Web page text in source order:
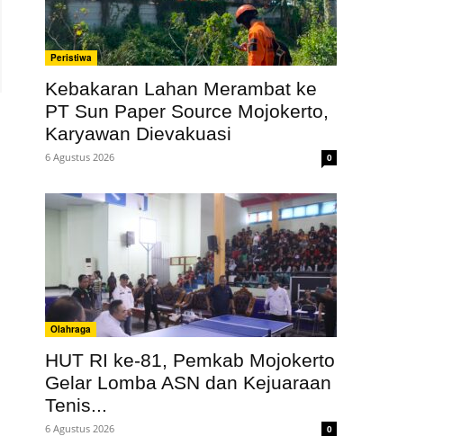
Peristiwa
Kebakaran Lahan Merambat ke
PT Sun Paper Source Mojokerto,
Karyawan Dievakuasi
6 Agustus 2026 0
Olahraga
HUT RI ke-81, Pemkab Mojokerto
Gelar Lomba ASN dan Kejuaraan
Tenis...
6 Agustus 2026 0